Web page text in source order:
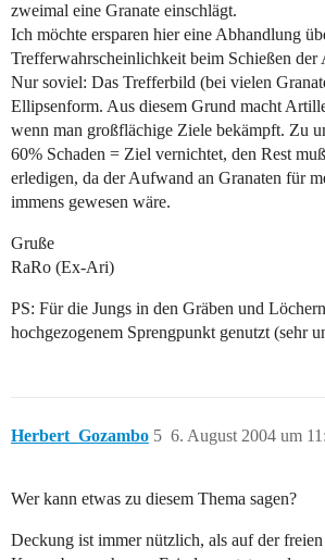
zweimal eine Granate einschlägt.
Ich möchte ersparen hier eine Abhandlung
Trefferwahrscheinlichkeit beim Schießen der
Nur soviel: Das Trefferbild (bei vielen
Ellipsenform. Aus diesem Grund macht
wenn man großflächige Ziele bekämpft. Zu
60% Schaden = Ziel vernichtet, den Rest
erledigen, da der Aufwand an Granaten für
immens gewesen wäre.
Gruße
RaRo (Ex-Ari)
PS: Für die Jungs in den Gräben und
hochgezogenem Sprengpunkt genutzt (sehr
Herbert_Gozambo 6. August 2004 um
5
Wer kann etwas zu diesem Thema sagen?
Deckung ist immer nützlich, als auf der freien